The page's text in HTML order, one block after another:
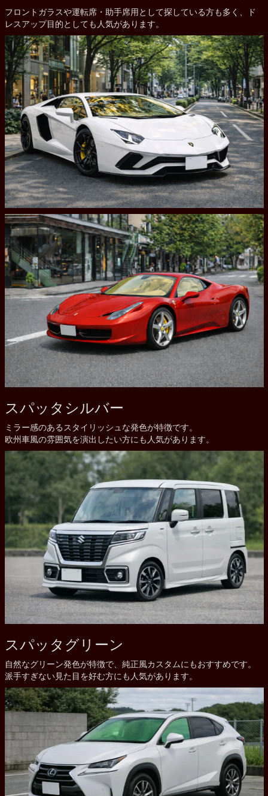
フロントガラスや運転席・助手席用として探している方も多く、ド
レスアップ目的としても人気があります。
スパッタシルバー
ミラー感のあるスタイリッシュな発色が特徴です。
欧州車風の雰囲気を演出したい方にも人気があります。
スパッタグリーン
自然なグリーン発色が特徴で、純正風カスタムにもおすすめです。
派手すぎない見た目を好む方にも人気があります。